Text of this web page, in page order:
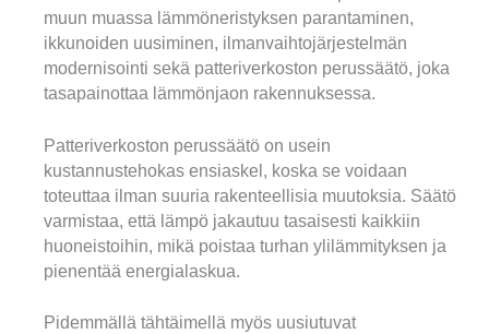
muun muassa lämmöneristyksen parantaminen,
ikkunoiden uusiminen, ilmanvaihtojärjestelmän
modernisointi sekä patteriverkoston perussäätö, joka
tasapainottaa lämmönjaon rakennuksessa.
Patteriverkoston perussäätö on usein
kustannustehokas ensiaskel, koska se voidaan
toteuttaa ilman suuria rakenteellisia muutoksia. Säätö
varmistaa, että lämpö jakautuu tasaisesti kaikkiin
huoneistoihin, mikä poistaa turhan ylilämmityksen ja
pienentää energialaskua.
Pidemmällä tähtäimellä myös uusiutuvat